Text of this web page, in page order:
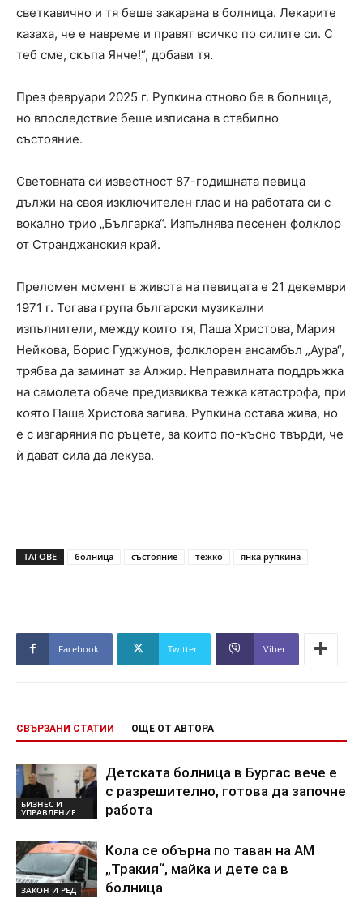
светкавично и тя беше закарана в болница. Лекарите
казаха, че е навреме и правят всичко по силите си. С
теб сме, скъпа Янче!“, добави тя.
През февруари 2025 г. Рупкина отново бе в болница,
но впоследствие беше изписана в стабилно
състояние.
Световната си известност 87-годишната певица
дължи на своя изключителен глас и на работата си с
вокално трио „Българка“. Изпълнява песенен фолклор
от Странджанския край.
Преломен момент в живота на певицата е 21 декември
1971 г. Тогава група български музикални
изпълнители, между които тя, Паша Христова, Мария
Нейкова, Борис Гуджунов, фолклорен ансамбъл „Аура“,
трябва да заминат за Алжир. Неправилната поддръжка
на самолета обаче предизвиква тежка катастрофа, при
която Паша Христова загива. Рупкина остава жива, но
е с изгаряния по ръцете, за които по-късно твърди, че
ѝ дават сила да лекува.
ТАГОВЕ болница състояние тежко янка рупкина
Facebook Twitter Viber
СВЪРЗАНИ СТАТИИ ОЩЕ ОТ АВТОРА
БИЗНЕС И
УПРАВЛЕНИЕ
Детската болница в Бургас вече е
с разрешително, готова да започне
работа
ЗАКОН И РЕД
Кола се обърна по таван на АМ
„Тракия“, майка и дете са в
болница